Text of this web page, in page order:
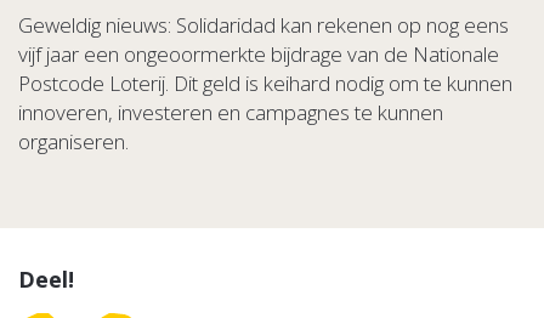
Geweldig nieuws: Solidaridad kan rekenen op nog eens
vijf jaar een ongeoormerkte bijdrage van de Nationale
Postcode Loterij. Dit geld is keihard nodig om te kunnen
innoveren, investeren en campagnes te kunnen
organiseren.
Deel!